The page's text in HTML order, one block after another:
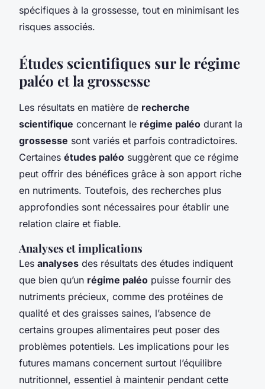
spécifiques à la grossesse, tout en minimisant les
risques associés.
Études scientifiques sur le régime
paléo et la grossesse
Les résultats en matière de recherche
scientifique concernant le régime paléo durant la
grossesse sont variés et parfois contradictoires.
Certaines études paléo suggèrent que ce régime
peut offrir des bénéfices grâce à son apport riche
en nutriments. Toutefois, des recherches plus
approfondies sont nécessaires pour établir une
relation claire et fiable.
Analyses et implications
Les analyses des résultats des études indiquent
que bien qu’un régime paléo puisse fournir des
nutriments précieux, comme des protéines de
qualité et des graisses saines, l’absence de
certains groupes alimentaires peut poser des
problèmes potentiels. Les implications pour les
futures mamans concernent surtout l’équilibre
nutritionnel, essentiel à maintenir pendant cette